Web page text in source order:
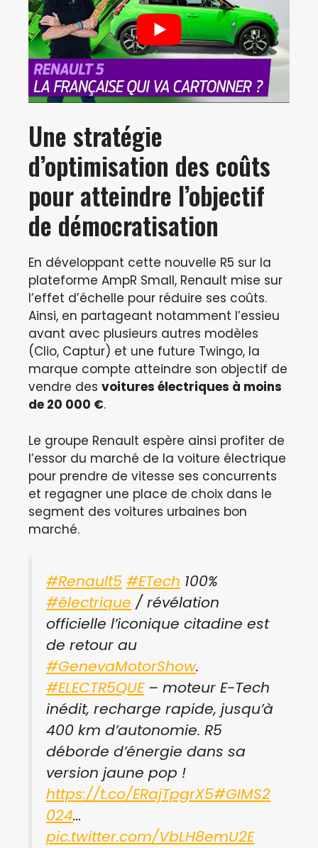
Une stratégie
d’optimisation des coûts
pour atteindre l’objectif
de démocratisation
En développant cette nouvelle R5 sur la
plateforme AmpR Small, Renault mise sur
l’effet d’échelle pour réduire ses coûts.
Ainsi, en partageant notamment l’essieu
avant avec plusieurs autres modèles
(Clio, Captur) et une future Twingo, la
marque compte atteindre son objectif de
vendre des voitures électriques à moins
de 20 000 €.
Le groupe Renault espère ainsi profiter de
l’essor du marché de la voiture électrique
pour prendre de vitesse ses concurrents
et regagner une place de choix dans le
segment des voitures urbaines bon
marché.
#Renault5 #ETech 100%
#électrique / révélation
officielle l’iconique citadine est
de retour au
#GenevaMotorShow.
#ELECTR5QUE– moteur E-Tech
inédit, recharge rapide, jusqu’à
400 km d’autonomie. R5
déborde d’énergie dans sa
version jaune pop !
https://t.co/ERajTpgrX5#GIMS2
024…
pic.twitter.com/VbLH8emU2E